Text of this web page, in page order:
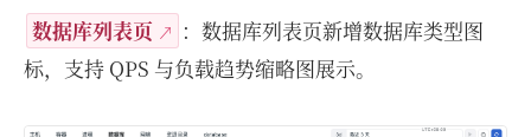
数据库列表页
：数据库列表页新增数据库类型图
标，支持 QPS 与负载趋势缩略图展示。